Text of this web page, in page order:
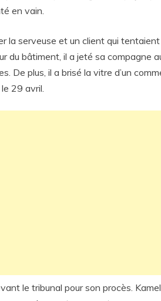
en vain.
la serveuse et un client qui
du bâtiment, il a jeté sa compagne
De plus, il a brisé la vitre d’un
29 avril.
le tribunal pour son procès.